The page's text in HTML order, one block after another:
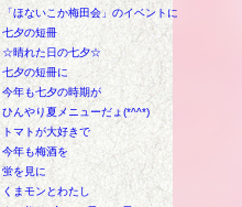
「ほないこか梅田会」のイベントに
七夕の短冊
☆晴れた日の七夕☆
七夕の短冊に
今年も七夕の時期が
ひんやり夏メニューだょ(*^^*)
トマトが大好きで
今年も梅酒を
蛍を見に
くまモンとわたし